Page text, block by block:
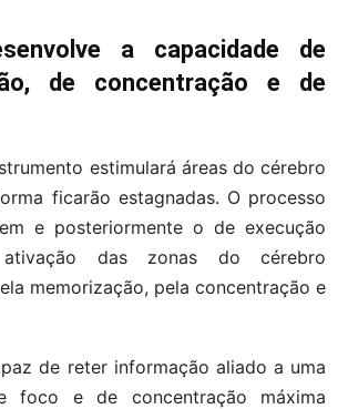
a capacidade de
de concentração e de
estimulará áreas do cérebro
ficarão estagnadas. O processo
e posteriormente o de execução
das zonas do cérebro
memorização, pela concentração e
de reter informação aliado a uma
foco e de concentração máxima